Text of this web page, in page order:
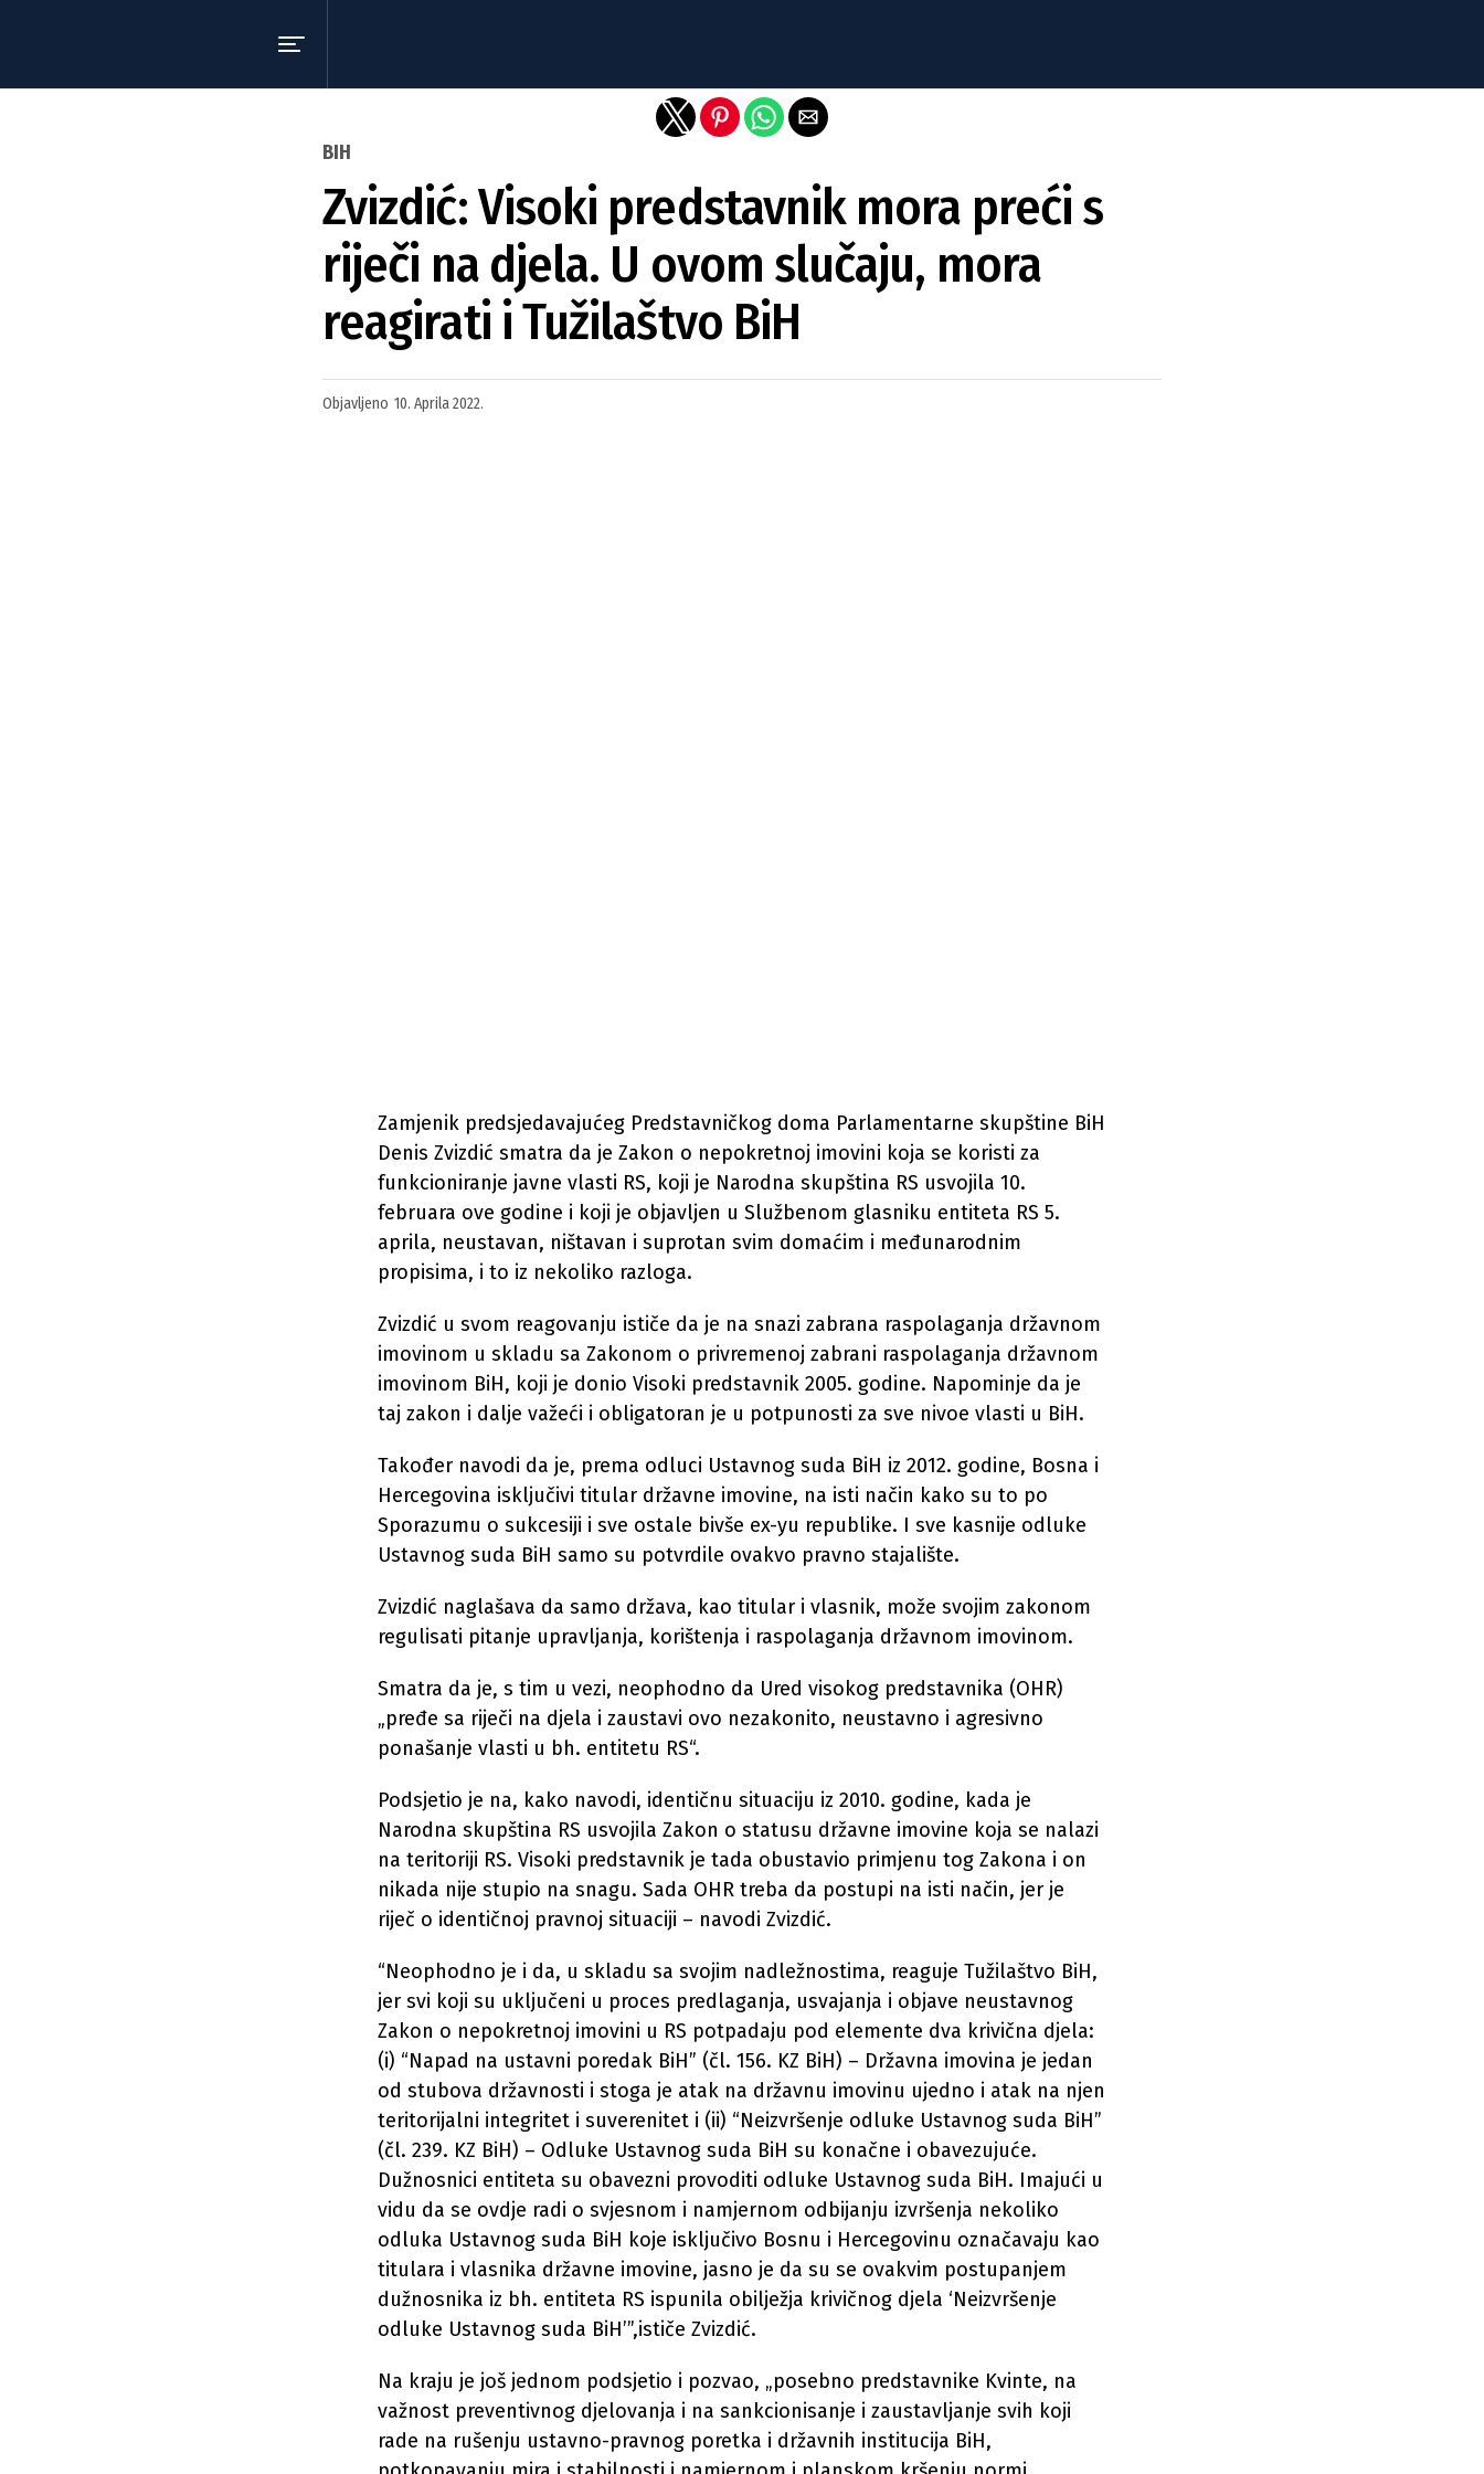
BIH
Zvizdić: Visoki predstavnik mora preći s
riječi na djela. U ovom slučaju, mora
reagirati i Tužilaštvo BiH
Objavljeno 10. Aprila 2022.
Zamjenik predsjedavajućeg Predstavničkog doma Parlamentarne skupštine BiH
Denis Zvizdić smatra da je Zakon o nepokretnoj imovini koja se koristi za
funkcioniranje javne vlasti RS, koji je Narodna skupština RS usvojila 10.
februara ove godine i koji je objavljen u Službenom glasniku entiteta RS 5.
aprila, neustavan, ništavan i suprotan svim domaćim i međunarodnim
propisima, i to iz nekoliko razloga.
Zvizdić u svom reagovanju ističe da je na snazi zabrana raspolaganja državnom
imovinom u skladu sa Zakonom o privremenoj zabrani raspolaganja državnom
imovinom BiH, koji je donio Visoki predstavnik 2005. godine. Napominje da je
taj zakon i dalje važeći i obligatoran je u potpunosti za sve nivoe vlasti u BiH.
Također navodi da je, prema odluci Ustavnog suda BiH iz 2012. godine, Bosna i
Hercegovina isključivi titular državne imovine, na isti način kako su to po
Sporazumu o sukcesiji i sve ostale bivše ex-yu republike. I sve kasnije odluke
Ustavnog suda BiH samo su potvrdile ovakvo pravno stajalište.
Zvizdić naglašava da samo država, kao titular i vlasnik, može svojim zakonom
regulisati pitanje upravljanja, korištenja i raspolaganja državnom imovinom.
Smatra da je, s tim u vezi, neophodno da Ured visokog predstavnika (OHR)
„pređe sa riječi na djela i zaustavi ovo nezakonito, neustavno i agresivno
ponašanje vlasti u bh. entitetu RS“.
Podsjetio je na, kako navodi, identičnu situaciju iz 2010. godine, kada je
Narodna skupština RS usvojila Zakon o statusu državne imovine koja se nalazi
na teritoriji RS. Visoki predstavnik je tada obustavio primjenu tog Zakona i on
nikada nije stupio na snagu. Sada OHR treba da postupi na isti način, jer je
riječ o identičnoj pravnoj situaciji – navodi Zvizdić.
“Neophodno je i da, u skladu sa svojim nadležnostima, reaguje Tužilaštvo BiH,
jer svi koji su uključeni u proces predlaganja, usvajanja i objave neustavnog
Zakon o nepokretnoj imovini u RS potpadaju pod elemente dva krivična djela:
(i) “Napad na ustavni poredak BiH” (čl. 156. KZ BiH) – Državna imovina je jedan
od stubova državnosti i stoga je atak na državnu imovinu ujedno i atak na njen
teritorijalni integritet i suverenitet i (ii) “Neizvršenje odluke Ustavnog suda BiH”
(čl. 239. KZ BiH) – Odluke Ustavnog suda BiH su konačne i obavezujuće.
Dužnosnici entiteta su obavezni provoditi odluke Ustavnog suda BiH. Imajući u
vidu da se ovdje radi o svjesnom i namjernom odbijanju izvršenja nekoliko
odluka Ustavnog suda BiH koje isključivo Bosnu i Hercegovinu označavaju kao
titulara i vlasnika državne imovine, jasno je da su se ovakvim postupanjem
dužnosnika iz bh. entiteta RS ispunila obilježja krivičnog djela ‘Neizvršenje
odluke Ustavnog suda BiH’”,ističe Zvizdić.
Na kraju je još jednom podsjetio i pozvao, „posebno predstavnike Kvinte, na
važnost preventivnog djelovanja i na sankcionisanje i zaustavljanje svih koji
rade na rušenju ustavno-pravnog poretka i državnih institucija BiH,